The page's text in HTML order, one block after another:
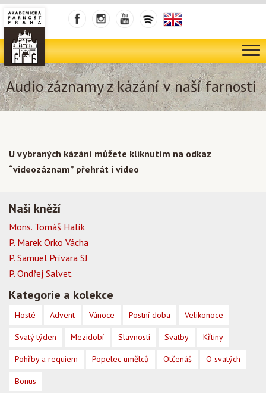
Audio záznamy z kázání v naší farnosti
U vybraných kázání můžete kliknutím na odkaz
“videozáznam” přehrát i video
Naši kněží
Mons. Tomáš Halík
P. Marek Orko Vácha
P. Samuel Prívara SJ
P. Ondřej Salvet
Kategorie a kolekce
Hosté Advent Vánoce Postní doba Velikonoce
Svatý týden Mezidobí Slavnosti Svatby Křtiny
Pohřby a requiem Popelec umělců Otčenáš O svatých
Bonus